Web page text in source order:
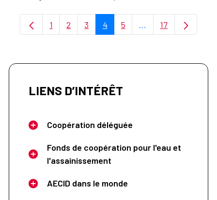
Page
1 Page
2 Page
3 Page
4 Page
5 ...PagesPage
17
LIENS D’INTÉRÊT
Coopération déléguée
Fonds de coopération pour l'eau et
l'assainissement
AECID dans le monde